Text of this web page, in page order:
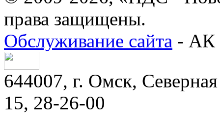
права защищены.
Обслуживание сайта - АК
644007, г. Омск,
15, 28-26-00